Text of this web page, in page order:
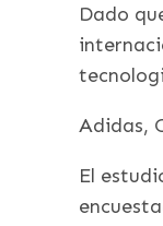
Dado
Adidas,
El